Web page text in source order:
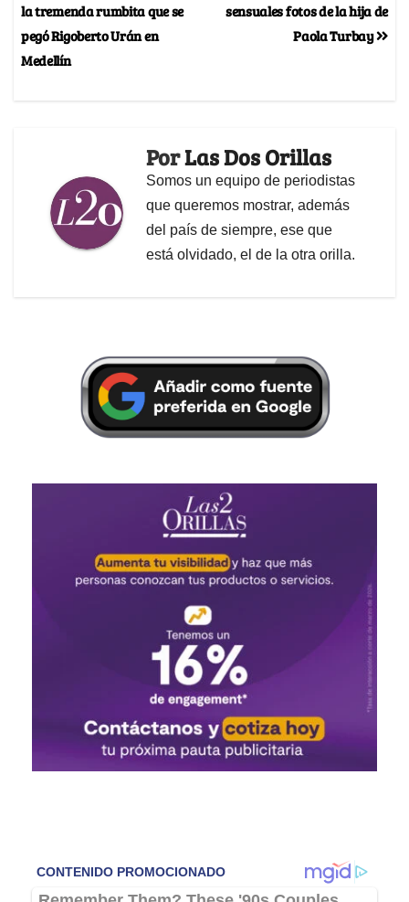
sensuales fotos de la hija de
Paola Turbay
la tremenda rumbita que se
pegó Rigoberto Urán en
Medellín
PorLas Dos Orillas
Somos un equipo de periodistas
que queremos mostrar, además
del país de siempre, ese que
está olvidado, el de la otra orilla.